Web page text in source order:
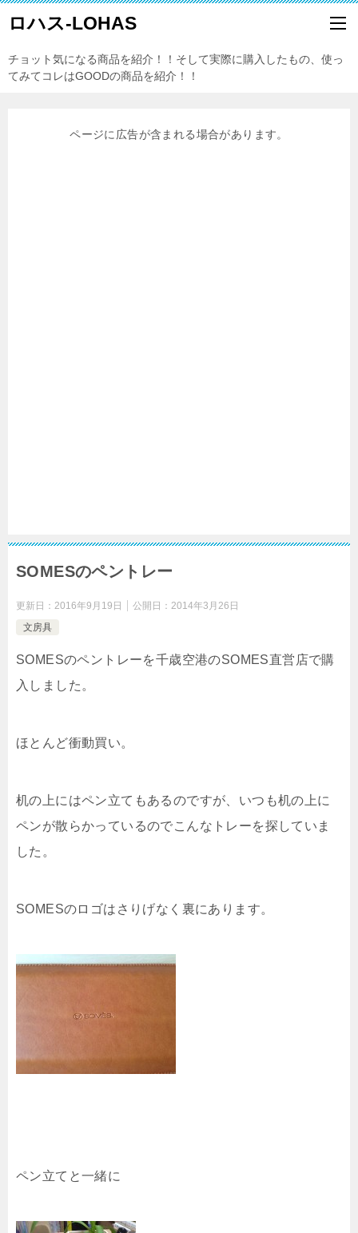
ロハス-LOHAS
チョット気になる商品を紹介！！そして実際に購入したもの、使っ
てみてコレはGOODの商品を紹介！！
ページに広告が含まれる場合があります。
SOMESのペントレー
更新日： 2016年9月19日 公開日： 2014年3月26日
文房具
SOMESのペントレーを千歳空港のSOMES直営店で購
入しました。
ほとんど衝動買い。
机の上にはペン立てもあるのですが、いつも机の上に
ペンが散らかっているのでこんなトレーを探していま
した。
SOMESのロゴはさりげなく裏にあります。
ペン立てと一緒に